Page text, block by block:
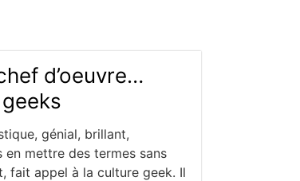
d’oeuvre…
génial, brillant,
mettre des termes sans
fait appel à la culture geek. Il